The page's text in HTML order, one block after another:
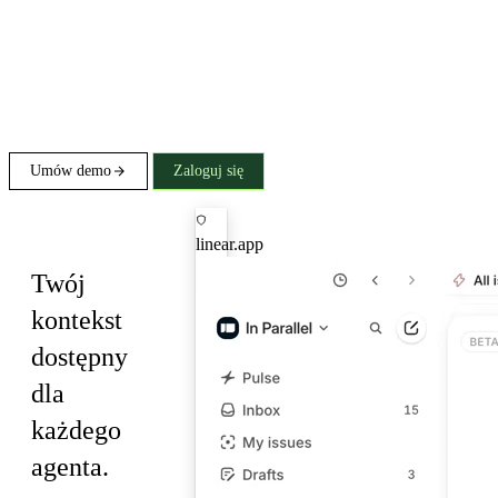
Umów demo Zaloguj się
Twój
kontekst
dostępny
dla
każdego
agenta.
linear.app